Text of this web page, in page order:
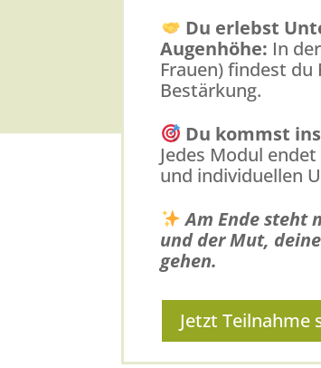
Du erlebst
Augenhöhe: In
Frauen) findest du
Bestärkung.
Du kommst
Jedes Modul
und individuellen
Am Ende steht
und der Mut,
gehen.
Jetzt Teilnahme